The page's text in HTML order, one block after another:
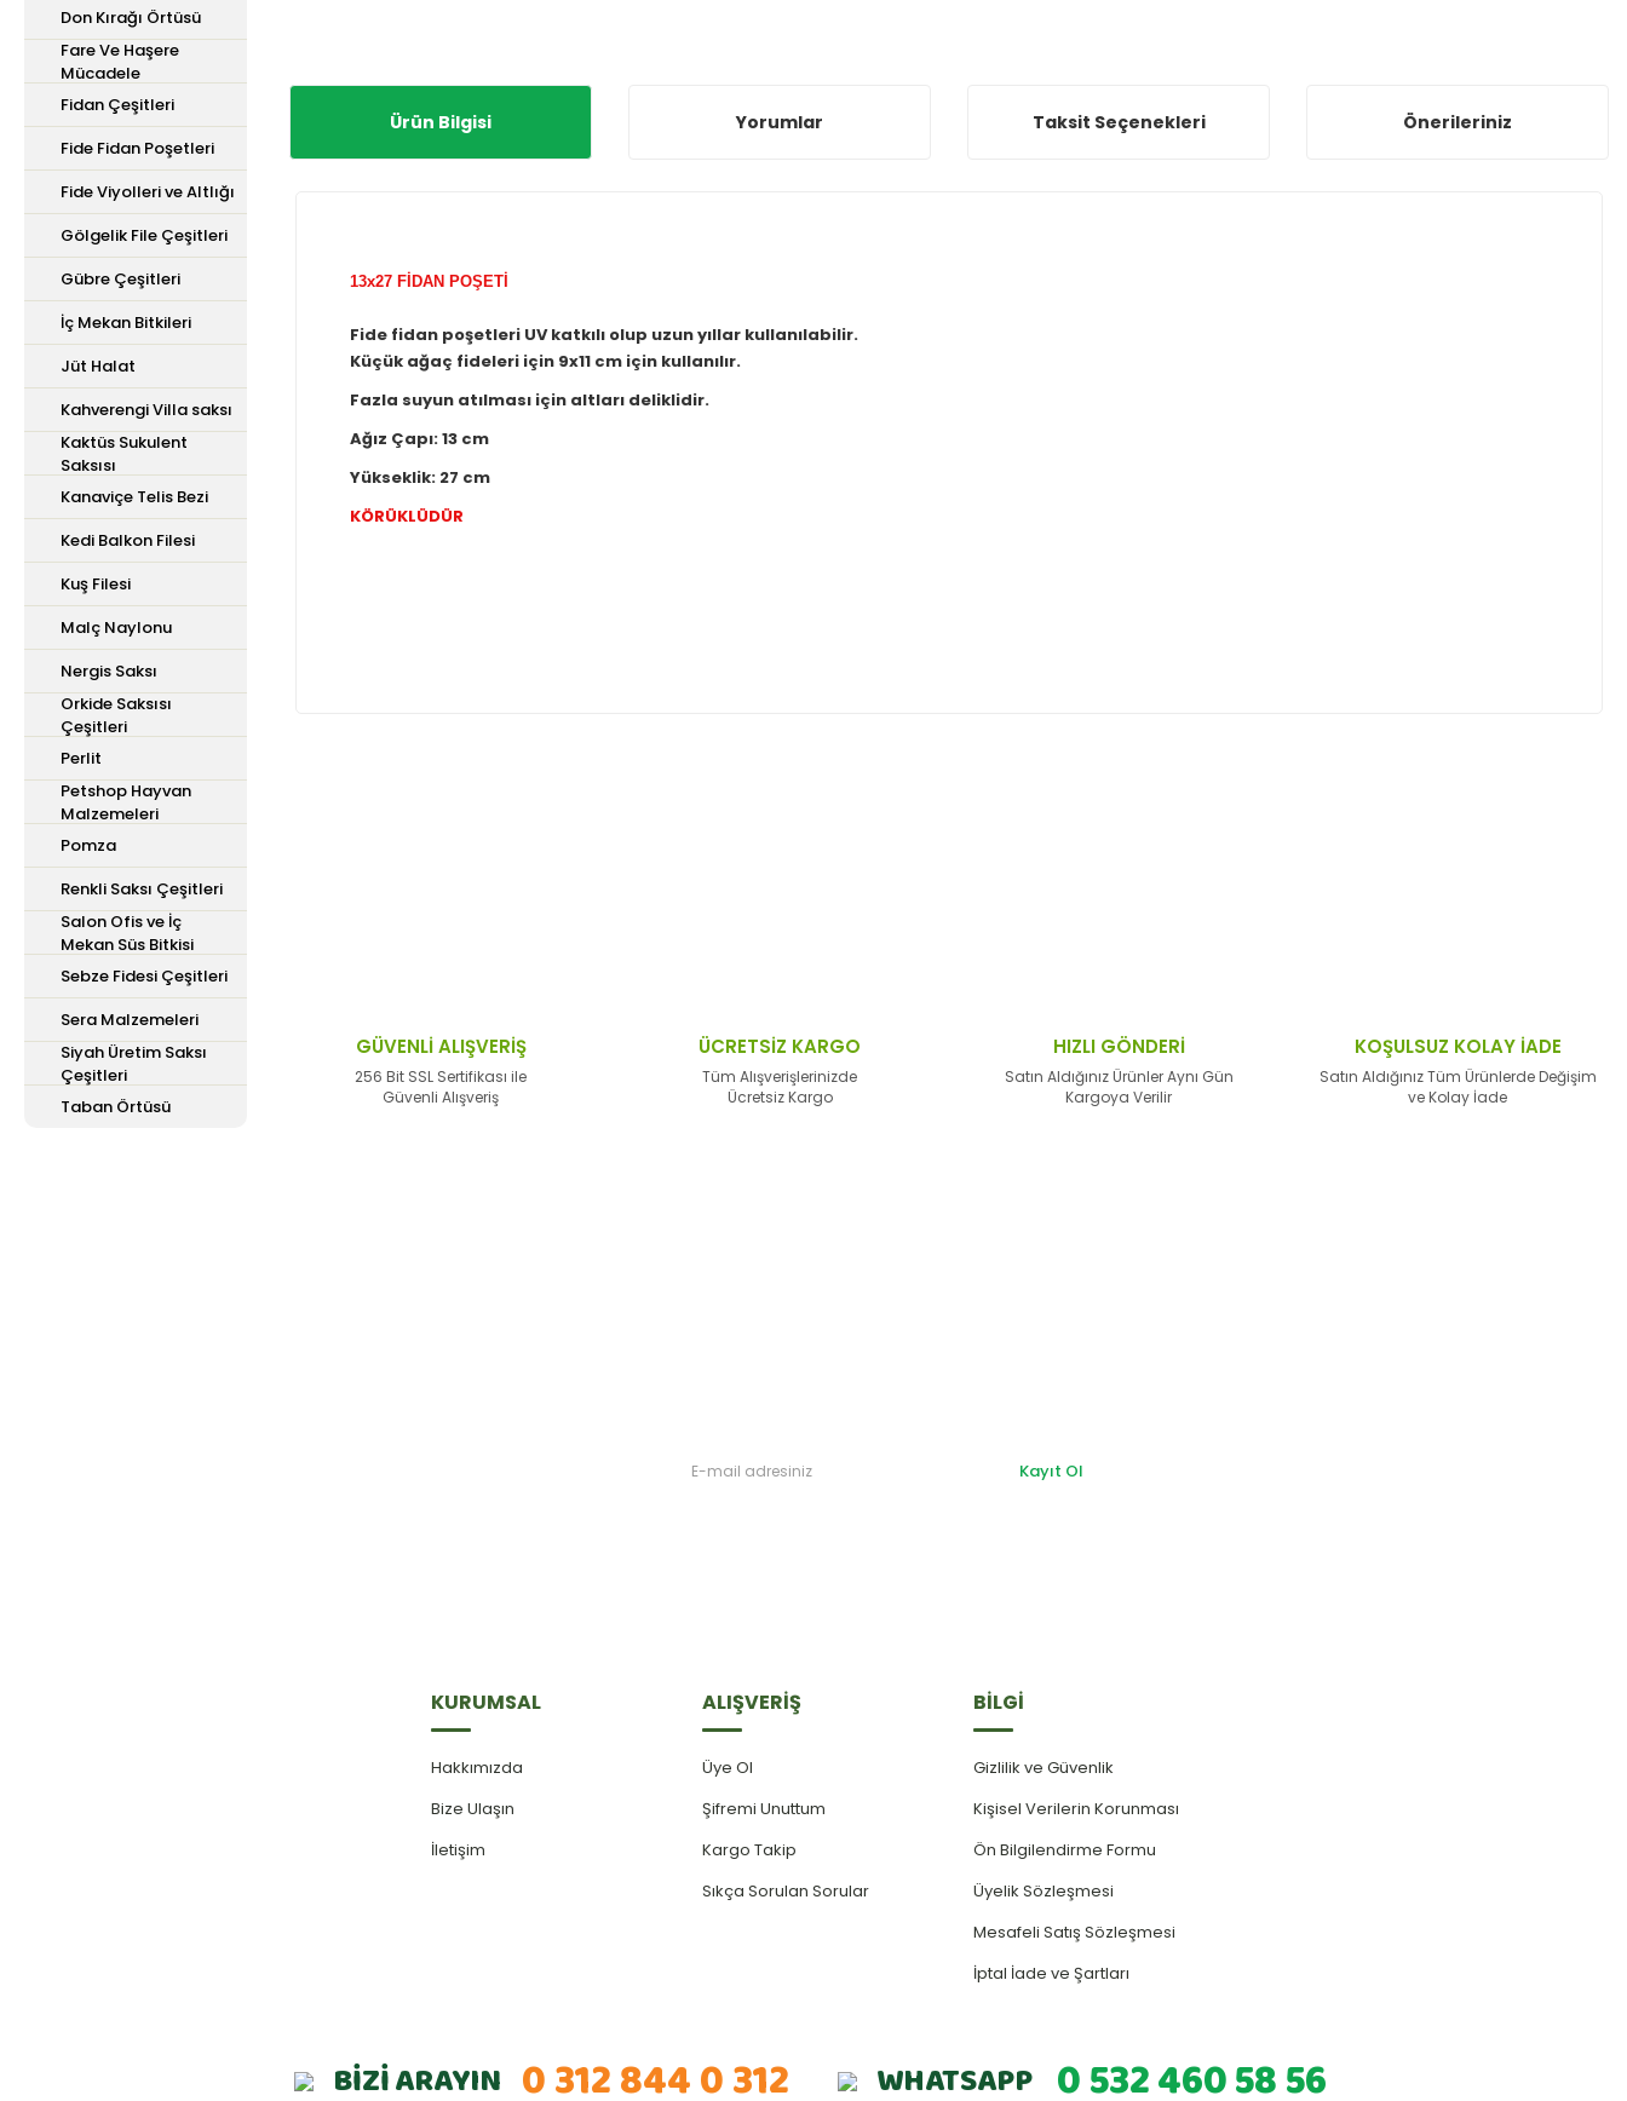
Don Kırağı Örtüsü
Fare Ve Haşere
Mücadele
Fidan Çeşitleri
Fide Fidan Poşetleri
Fide Viyolleri ve Altlığı
Gölgelik File Çeşitleri
Gübre Çeşitleri
İç Mekan Bitkileri
Jüt Halat
Kahverengi Villa saksı
Kaktüs Sukulent
Saksısı
Kanaviçe Telis Bezi
Kedi Balkon Filesi
Kuş Filesi
Malç Naylonu
Nergis Saksı
Orkide Saksısı
Çeşitleri
Perlit
Petshop Hayvan
Malzemeleri
Pomza
Renkli Saksı Çeşitleri
Salon Ofis ve İç
Mekan Süs Bitkisi
Sebze Fidesi Çeşitleri
Sera Malzemeleri
Siyah Üretim Saksı
Çeşitleri
Taban Örtüsü
Ürün Bilgisi Yorumlar Taksit Seçenekleri Önerileriniz
13x27 FİDAN POŞETİ
Fide fidan poşetleri UV katkılı olup uzun yıllar kullanılabilir.
Küçük ağaç fideleri için 9x11 cm için kullanılır.
Fazla suyun atılması için altları deliklidir.
Ağız Çapı: 13 cm
Yükseklik: 27 cm
KÖRÜKLÜDÜR
Ürün fiyatı diğer sitelerden daha pahalı.
Bu ürüne benzer farklı alternatifler olmalı.
GÜVENLİ ALIŞVERİŞ
256 Bit SSL Sertifikası ile
Güvenli Alışveriş
ÜCRETSİZ KARGO
Tüm Alışverişlerinizde
Ücretsiz Kargo
HIZLI GÖNDERİ
Satın Aldığınız Ürünler Aynı Gün
Kargoya Verilir
KOŞULSUZ KOLAY İADE
Satın Aldığınız Tüm Ürünlerde Değişim
ve Kolay İade
Kayıt Ol
KURUMSAL
Hakkımızda
Bize Ulaşın
İletişim
ALIŞVERİŞ
Üye Ol
Şifremi Unuttum
Kargo Takip
Sıkça Sorulan Sorular
BİLGİ
Gizlilik ve Güvenlik
Kişisel Verilerin Korunması
Ön Bilgilendirme Formu
Üyelik Sözleşmesi
Mesafeli Satış Sözleşmesi
İptal İade ve Şartları
BİZİ ARAYIN 0 312 844 0 312 WHATSAPP 0 532 460 58 56